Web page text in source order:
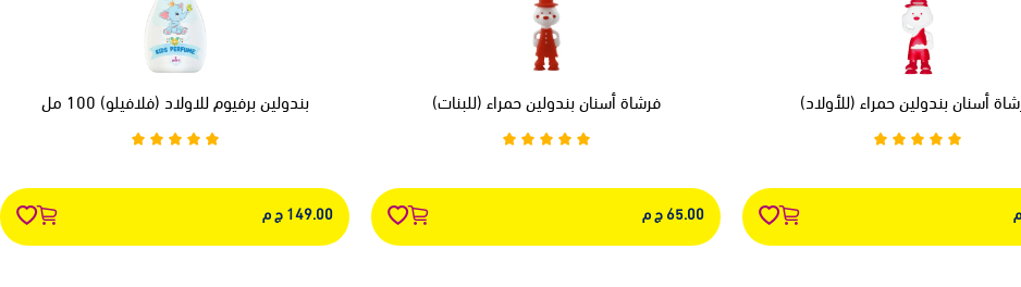
أسنان بندولين حمراء (للأولاد) فرشاة أسنان بندولين حمراء (للبنات)
65.00 ج م
بندولين برفيوم للاولاد (فلافيلو) 100 مل
149.00 ج م